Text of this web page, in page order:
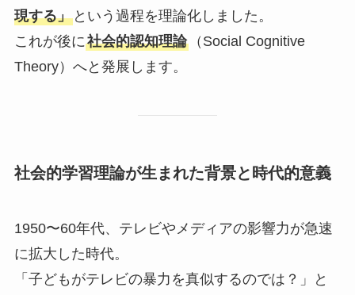
現する」という過程を理論化しました。
これが後に社会的認知理論（Social Cognitive
Theory）へと発展します。
社会的学習理論が生まれた背景と時代的意義
1950〜60年代、テレビやメディアの影響力が急速
に拡大した時代。
「子どもがテレビの暴力を真似するのでは？」と